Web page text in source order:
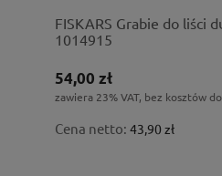
FISKARS Grabie do liści
1014915
54,00 zł
zawiera 23% VAT, bez kosztów
Cena netto: 43,90 zł